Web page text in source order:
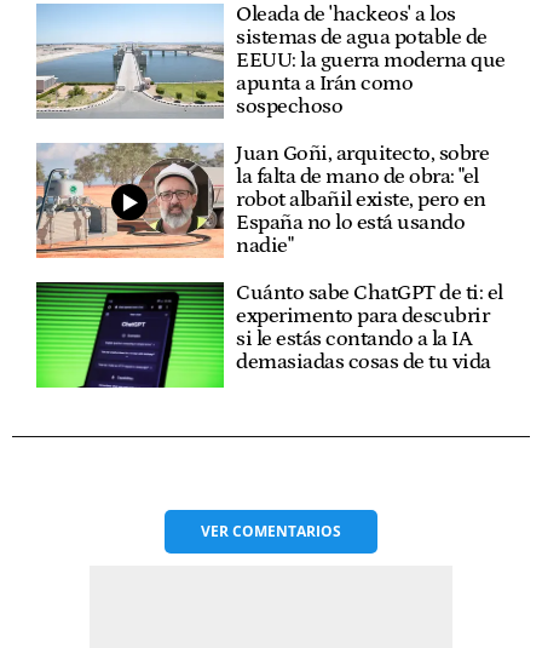
Oleada de 'hackeos' a los
sistemas de agua potable de
EEUU: la guerra moderna que
apunta a Irán como
sospechoso
Juan Goñi, arquitecto, sobre
la falta de mano de obra: "el
robot albañil existe, pero en
España no lo está usando
nadie"
Cuánto sabe ChatGPT de ti: el
experimento para descubrir
si le estás contando a la IA
demasiadas cosas de tu vida
VERCOMENTARIOS